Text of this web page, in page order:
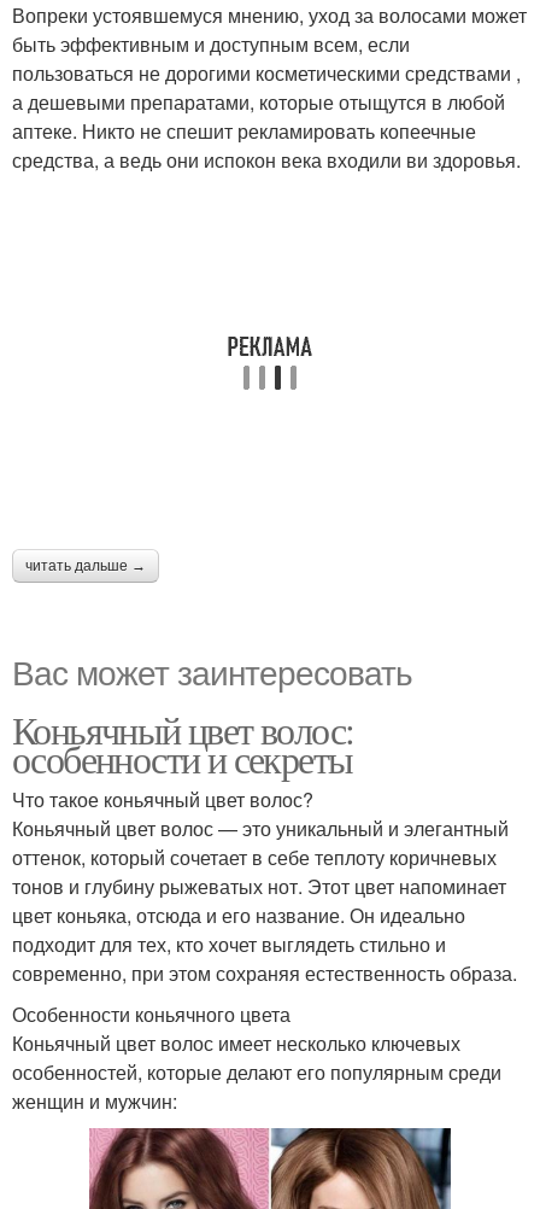
Вопреки устоявшемуся мнению, уход за волосами может
быть эффективным и доступным всем, если
пользоваться не дорогими косметическими средствами ,
а дешевыми препаратами, которые отыщутся в любой
аптеке. Никто не спешит рекламировать копеечные
средства, а ведь они испокон века входили ви здоровья.
читать дальше →
Вас может заинтересовать
Коньячный цвет волос:
особенности и секреты
Что такое коньячный цвет волос?
Коньячный цвет волос — это уникальный и элегантный
оттенок, который сочетает в себе теплоту коричневых
тонов и глубину рыжеватых нот. Этот цвет напоминает
цвет коньяка, отсюда и его название. Он идеально
подходит для тех, кто хочет выглядеть стильно и
современно, при этом сохраняя естественность образа.
Особенности коньячного цвета
Коньячный цвет волос имеет несколько ключевых
особенностей, которые делают его популярным среди
женщин и мужчин: